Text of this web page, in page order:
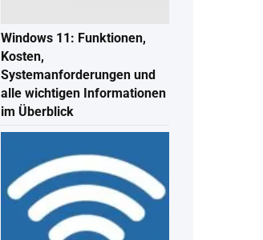
Windows 11: Funktionen,
Kosten,
Systemanforderungen und
alle wichtigen Informationen
im Überblick